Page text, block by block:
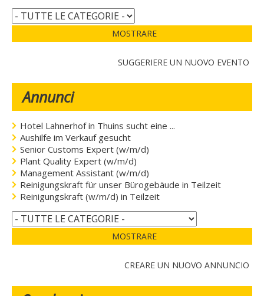
MOSTRARE
SUGGERIERE UN NUOVO EVENTO
Annunci
Hotel Lahnerhof in Thuins sucht eine ...
Aushilfe im Verkauf gesucht
Senior Customs Expert (w/m/d)
Plant Quality Expert (w/m/d)
Management Assistant (w/m/d)
Reinigungskraft für unser Bürogebäude in Teilzeit
Reinigungskraft (w/m/d) in Teilzeit
MOSTRARE
CREARE UN NUOVO ANNUNCIO